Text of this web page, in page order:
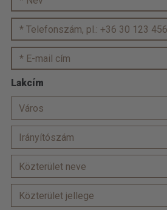
Lakcím